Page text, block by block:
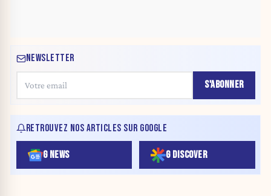
NEWSLETTER
S'ABONNER
RETROUVEZ NOS ARTICLES SUR GOOGLE
G NEWS G DISCOVER